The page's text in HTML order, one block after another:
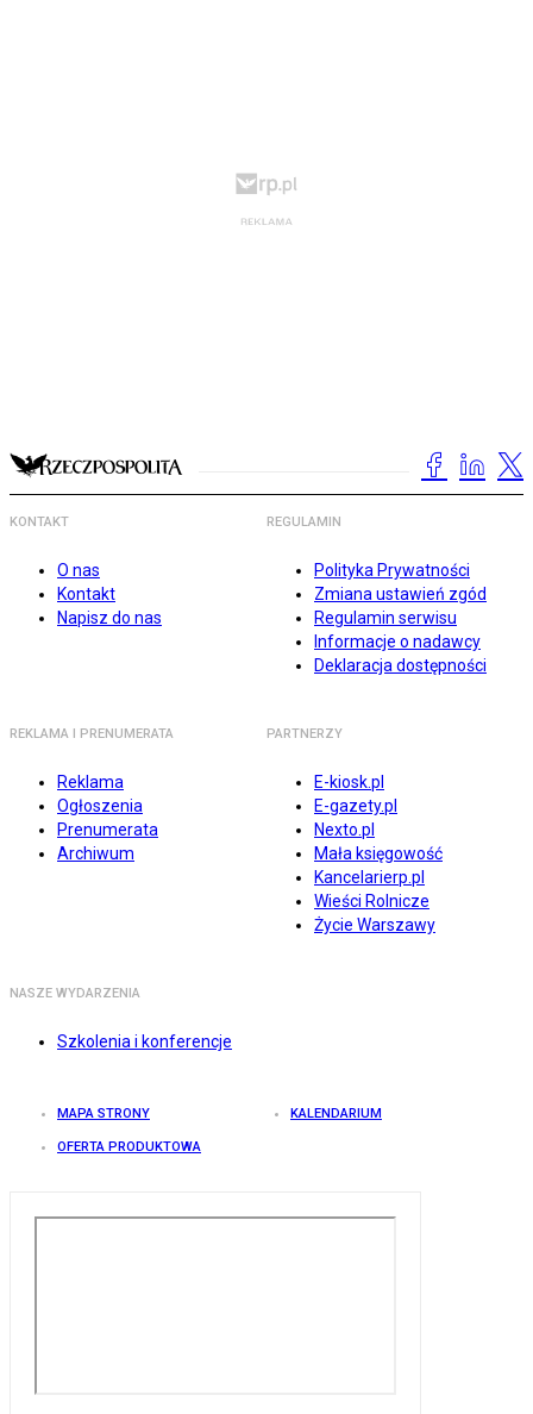
KONTAKT
O nas
Kontakt
Napisz do nas
REGULAMIN
Polityka Prywatności
Zmiana ustawień zgód
Regulamin serwisu
Informacje o nadawcy
Deklaracja dostępności
REKLAMA I PRENUMERATA
Reklama
Ogłoszenia
Prenumerata
Archiwum
PARTNERZY
E-kiosk.pl
E-gazety.pl
Nexto.pl
Mała księgowość
Kancelarierp.pl
Wieści Rolnicze
Życie Warszawy
NASZE WYDARZENIA
Szkolenia i konferencje
MAPA STRONY KALENDARIUM
OFERTA PRODUKTOWA